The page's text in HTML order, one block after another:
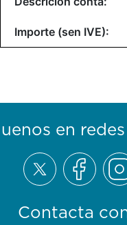
Contacta
en